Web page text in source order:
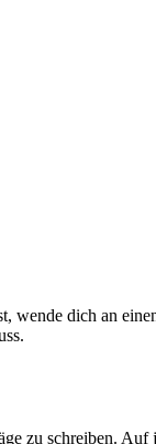
dich an
zu schreiben.